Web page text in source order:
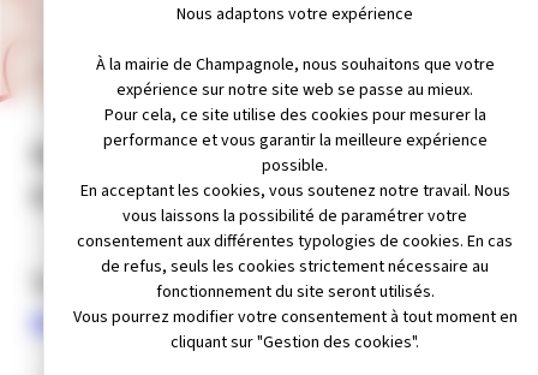
UCAC CHAMPA SYMPA
Qu’est ce que l’Union
Commerciale ?
Toutes les informations sur l’union des
commerces ici
Nous adaptons votre expérience
À la mairie de Champagnole, nous souhaitons que votre
expérience sur notre site web se passe au mieux.
Pour cela, ce site utilise des cookies pour mesurer la
performance et vous garantir la meilleure expérience
possible.
En acceptant les cookies, vous soutenez notre travail. Nous
vous laissons la possibilité de paramétrer votre
consentement aux différentes typologies de cookies. En cas
de refus, seuls les cookies strictement nécessaire au
fonctionnement du site seront utilisés.
Vous pourrez modifier votre consentement à tout moment en
cliquant sur "Gestion des cookies".